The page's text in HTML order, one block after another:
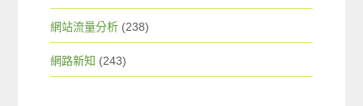
網站流量分析 (238)
網路新知 (243)